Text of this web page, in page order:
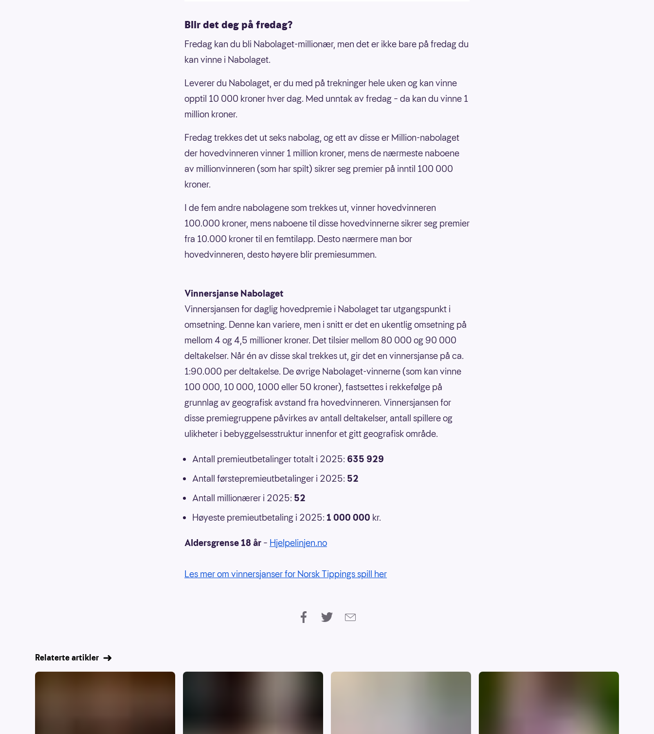
Blir det deg på fredag?
Fredag kan du bli Nabolaget-millionær, men det er ikke bare på fredag du
kan vinne i Nabolaget.
Leverer du Nabolaget, er du med på trekninger hele uken og kan vinne
opptil 10 000 kroner hver dag. Med unntak av fredag – da kan du vinne 1
million kroner.
Fredag trekkes det ut seks nabolag, og ett av disse er Million-nabolaget
der hovedvinneren vinner 1 million kroner, mens de nærmeste naboene
av millionvinneren (som har spilt) sikrer seg premier på inntil 100 000
kroner.
I de fem andre nabolagene som trekkes ut, vinner hovedvinneren
100.000 kroner, mens naboene til disse hovedvinnerne sikrer seg premier
fra 10.000 kroner til en femtilapp. Desto nærmere man bor
hovedvinneren, desto høyere blir premiesummen.
Vinnersjanse Nabolaget
Vinnersjansen for daglig hovedpremie i Nabolaget tar utgangspunkt i
omsetning. Denne kan variere, men i snitt er det en ukentlig omsetning på
mellom 4 og 4,5 millioner kroner. Det tilsier mellom 80 000 og 90 000
deltakelser. Når én av disse skal trekkes ut, gir det en vinnersjanse på ca.
1:90.000 per deltakelse. De øvrige Nabolaget-vinnerne (som kan vinne
100 000, 10 000, 1000 eller 50 kroner), fastsettes i rekkefølge på
grunnlag av geografisk avstand fra hovedvinneren. Vinnersjansen for
disse premiegruppene påvirkes av antall deltakelser, antall spillere og
ulikheter i bebyggelsesstruktur innenfor et gitt geografisk område.
Antall premieutbetalinger totalt i 2025: 635 929
Antall førstepremieutbetalinger i 2025: 52
Antall millionærer i 2025: 52
Høyeste premieutbetaling i 2025: 1 000 000 kr.
Aldersgrense 18 år – Hjelpelinjen.no
Les mer om vinnersjanser for Norsk Tippings spill her
Relaterte artikler